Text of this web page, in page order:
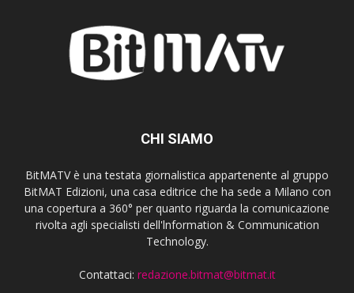
CHI SIAMO
BitMATV è una testata giornalistica appartenente al gruppo
BitMAT Edizioni, una casa editrice che ha sede a Milano con
una copertura a 360° per quanto riguarda la comunicazione
rivolta agli specialisti dell'lnformation & Communication
Technology.
Contattaci: redazione.bitmat@bitmat.it